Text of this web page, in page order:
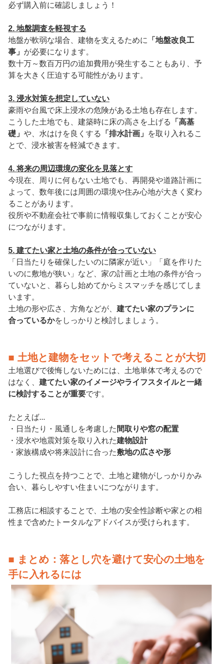
必ず購入前に確認しましょう！
2. 地盤調査を軽視する
地盤が軟弱な場合、建物を支えるために
「地盤改良工
事」 が必要になります。
数十万～数百万円の追加費用が発生することもあり、予
算を大きく圧迫する可能性があります。
3. 浸水対策を想定していない
豪雨や台風で床上浸水の危険がある土地も存在します。
こうした土地でも、建築時に床の高さを上げる
「高基
礎」 や、水はけを良くする 「排水計画」
を取り入れるこ
とで、浸水被害を軽減できます。
4. 将来の周辺環境の変化を見落とす
今現在、周りに何もない土地でも、再開発や道路計画に
よって、数年後には周囲の環境や住み心地が大きく変わ
ることがあります。
役所や不動産会社で事前に情報収集しておくことが安心
につながります。
5. 建てたい家と土地の条件が合っていない
「日当たりを確保したいのに隣家が近い」「庭を作りた
いのに敷地が狭い」など、家の計画と土地の条件が合っ
ていないと、暮らし始めてからミスマッチを感じてしま
います。
土地の形や広さ、方角などが、 建てたい家のプランに
合っているかをしっかりと検討しましょう。
■ 土地と建物をセットで考えることが大切
土地選びで後悔しないためには、土地単体で考えるので
はなく、 建てたい家のイメージやライフスタイルと一緒
に検討することが重要です。
たとえば...
・日当たり・風通しを考慮した 間取りや窓の配置
・浸水や地震対策を取り入れた建物設計
・家族構成や将来設計に合った敷地の広さや形
こうした視点を持つことで、土地と建物がしっかりかみ
合い、暮らしやすい住まいにつながります。
工務店に相談することで、土地の安全性診断や家との相
性まで含めたトータルなアドバイスが受けられます。
■ まとめ：落とし穴を避けて安心の土地を
手に入れるには